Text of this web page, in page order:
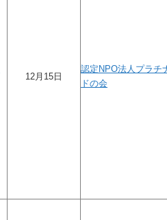
12月15日
認定NPO法人プラチ
ドの会